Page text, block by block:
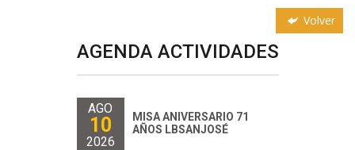
Volver
AGENDA ACTIVIDADES
AGO
10
2026
MISA ANIVERSARIO 71
AÑOS LBSANJOSÉ